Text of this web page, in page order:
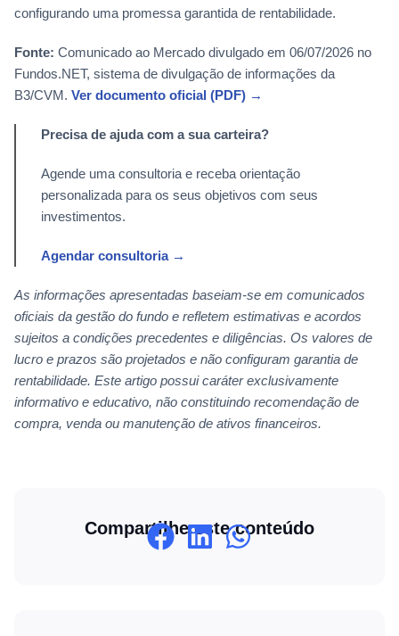
configurando uma promessa garantida de rentabilidade.
Fonte: Comunicado ao Mercado divulgado em 06/07/2026 no
Fundos.NET, sistema de divulgação de informações da
B3/CVM. Ver documento oficial (PDF) →
Precisa de ajuda com a sua carteira?
Agende uma consultoria e receba orientação
personalizada para os seus objetivos com seus
investimentos.
Agendar consultoria →
As informações apresentadas baseiam-se em comunicados
oficiais da gestão do fundo e refletem estimativas e acordos
sujeitos a condições precedentes e diligências. Os valores de
lucro e prazos são projetados e não configuram garantia de
rentabilidade. Este artigo possui caráter exclusivamente
informativo e educativo, não constituindo recomendação de
compra, venda ou manutenção de ativos financeiros.
Compartilhe este conteúdo